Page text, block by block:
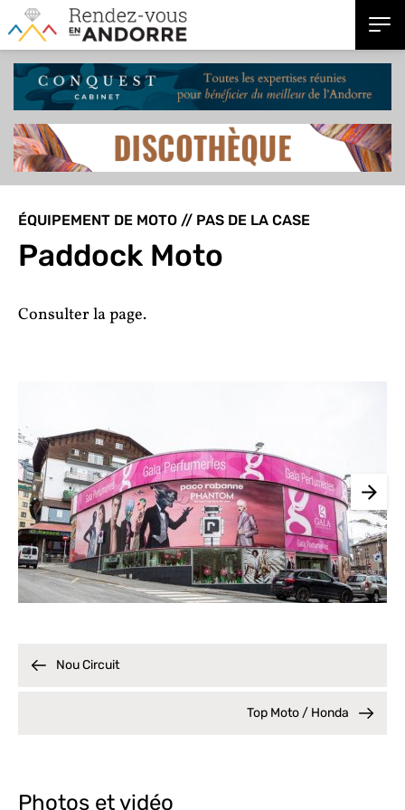
ÉQUIPEMENT DE MOTO // PAS DE LA CASE
Paddock Moto
Consulter la page.
Photos et vidéo
Nou Circuit
Top Moto / Honda